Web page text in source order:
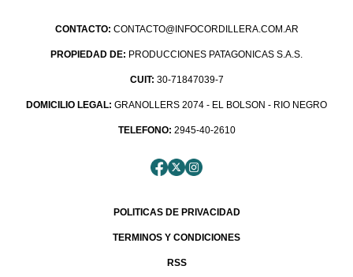
CONTACTO: CONTACTO@INFOCORDILLERA.COM.AR
PROPIEDAD DE: PRODUCCIONES PATAGONICAS S.A.S.
CUIT: 30-71847039-7
DOMICILIO LEGAL: GRANOLLERS 2074 - EL BOLSON - RIO NEGRO
TELEFONO: 2945-40-2610
POLITICAS DE PRIVACIDAD
TERMINOS Y CONDICIONES
RSS